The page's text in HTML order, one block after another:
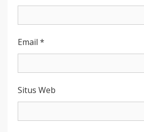
Email *
Situs Web